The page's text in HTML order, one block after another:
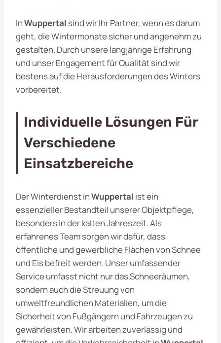
InWuppertal sind wir Ihr Partner, wenn es darum
geht, die Wintermonate sicher und angenehm zu
gestalten. Durch unsere langjährige Erfahrung
und unser Engagement für Qualität sind wir
bestens auf die Herausforderungen des Winters
vorbereitet.
Individuelle Lösungen Für
Verschiedene
Einsatzbereiche
Der Winterdienst inWuppertal ist ein
essenzieller Bestandteil unserer Objektpflege,
besonders in der kalten Jahreszeit. Als
erfahrenes Team sorgen wir dafür, dass
öffentliche und gewerbliche Flächen von Schnee
und Eis befreit werden. Unser umfassender
Service umfasst nicht nur das Schneeräumen,
sondern auch die Streuung von
umweltfreundlichen Materialien, um die
Sicherheit von Fußgängern und Fahrzeugen zu
gewährleisten. Wir arbeiten zuverlässig und